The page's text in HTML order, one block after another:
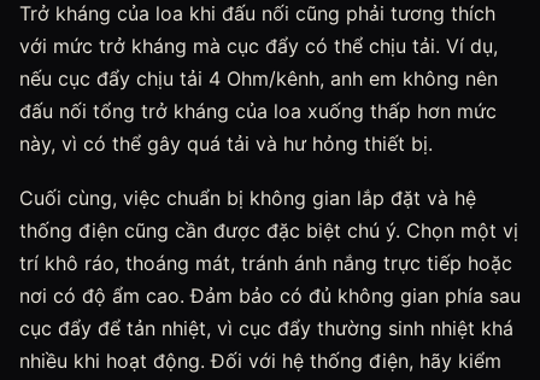
Trở kháng của loa khi đấu nối cũng phải tương thích
với mức trở kháng mà cục đẩy có thể chịu tải. Ví dụ,
nếu cục đẩy chịu tải 4 Ohm/kênh, anh em không nên
đấu nối tổng trở kháng của loa xuống thấp hơn mức
này, vì có thể gây quá tải và hư hỏng thiết bị.
Cuối cùng, việc chuẩn bị không gian lắp đặt và hệ
thống điện cũng cần được đặc biệt chú ý. Chọn một vị
trí khô ráo, thoáng mát, tránh ánh nắng trực tiếp hoặc
nơi có độ ẩm cao. Đảm bảo có đủ không gian phía sau
cục đẩy để tản nhiệt, vì cục đẩy thường sinh nhiệt khá
nhiều khi hoạt động. Đối với hệ thống điện, hãy kiểm